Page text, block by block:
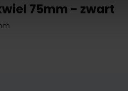
75mm - zwart